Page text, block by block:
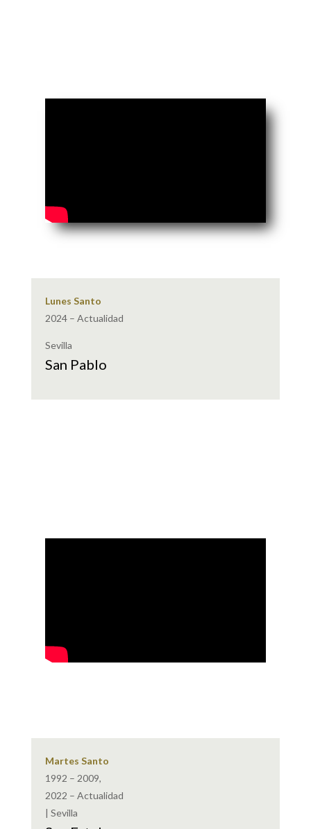
Lunes Santo
2024 – Actualidad
Sevilla
San Pablo
Martes Santo
1992 – 2009,
2022 – Actualidad
| Sevilla